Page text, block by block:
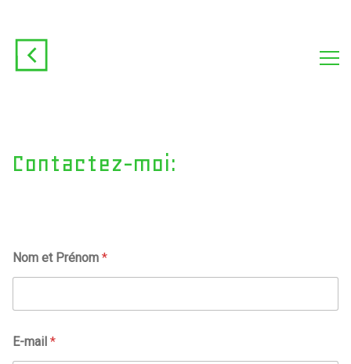
Contactez-moi:
Nom et Prénom *
E-mail *